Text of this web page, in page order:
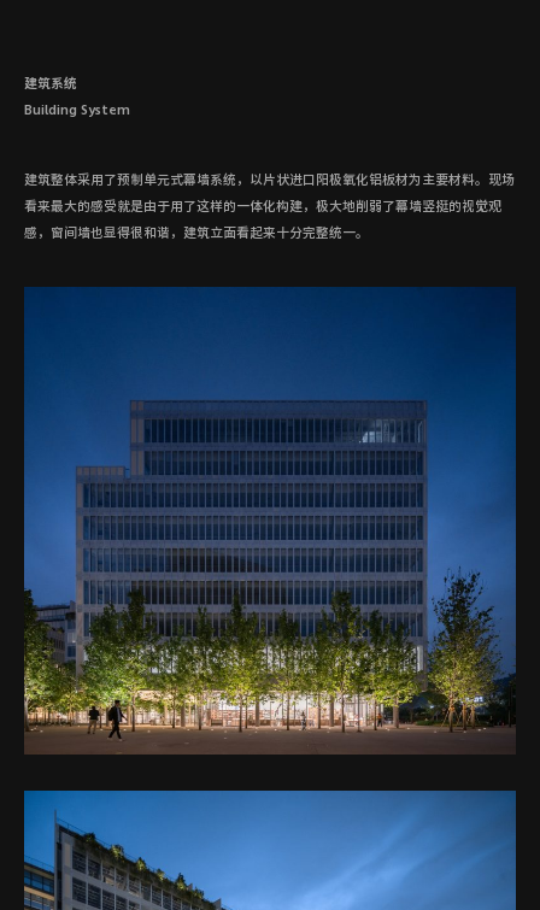
建筑系统
Building System
建筑整体采用了预制单元式幕墙系统，以片状进口阳极氧化铝板材为主要材料。现场
看来最大的感受就是由于用了这样的一体化构建，极大地削弱了幕墙竖挺的视觉观
感，窗间墙也显得很和谐，建筑立面看起来十分完整统一。